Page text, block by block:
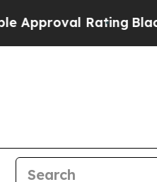
Black Residents